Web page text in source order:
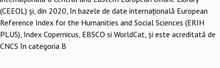
(CEEOL) și, din 2020, în bazele de date internațională European
Reference Index for the Humanities and Social Sciences (ERIH
PLUS), Index Copernicus, EBSCO si WorldCat, și este acreditată de
CNCS în categoria B